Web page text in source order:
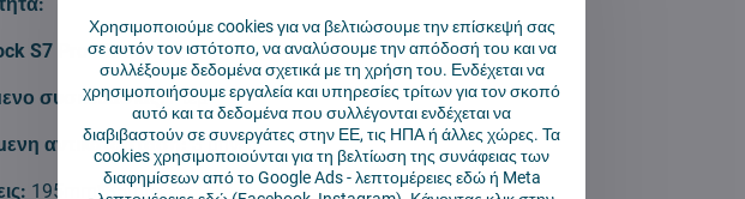
S7 Pro Ultra
συσκευασίας:1 τεμ
αντικατάσταση:3 μήνες
195mm*35mm
Χρησιμοποιούμε cookies για να βελτιώσουμε την επίσκεψή σας
σε αυτόν τον ιστότοπο, να αναλύσουμε την απόδοσή του και να
συλλέξουμε δεδομένα σχετικά με τη χρήση του. Ενδέχεται να
χρησιμοποιήσουμε εργαλεία και υπηρεσίες τρίτων για τον σκοπό
αυτό και τα δεδομένα που συλλέγονται ενδέχεται να
διαβιβαστούν σε συνεργάτες στην ΕΕ, τις ΗΠΑ ή άλλες χώρες. Τα
cookies χρησιμοποιούνται για τη βελτίωση της συνάφειας των
διαφημίσεων από το Google Ads -λεπτομέρειες εδώή Meta